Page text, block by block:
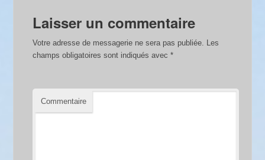
Laisser un commentaire
Votre adresse de messagerie ne sera pas publiée.
Les
champs obligatoires sont indiqués avec*
Commentaire